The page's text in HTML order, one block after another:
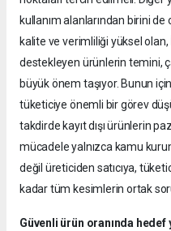
kullanım alanlarından birini
kalite ve verimliliği yüksel olan,
destekleyen ürünlerin temini,
büyük önem taşıyor. Bunun
tüketiciye önemli bir görev
takdirde kayıt dışı ürünlerin
mücadele yalnızca kamu
değil üreticiden satıcıya,
kadar tüm kesimlerin ortak
Güvenli ürün oranında hedef